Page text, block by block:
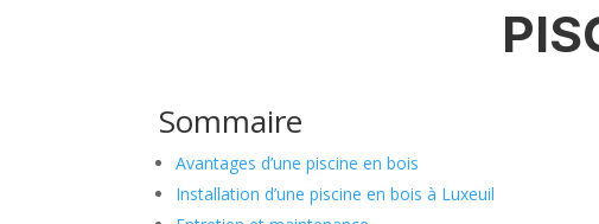
Sommaire
Avantages d’une piscine en bois
Installation d’une piscine en bois à Luxeuil